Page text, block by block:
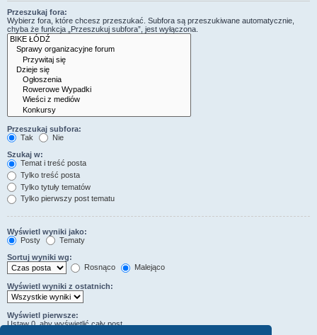
Przeszukaj fora:
Wybierz fora, które chcesz przeszukać. Subfora są przeszukiwane automatycznie,
chyba że funkcja „Przeszukuj subfora”, jest wyłączona.
Przeszukaj subfora:
Tak
Nie
Szukaj w:
Temat i treść posta
Tylko treść posta
Tylko tytuły tematów
Tylko pierwszy post tematu
Wyświetl wyniki jako:
Posty
Tematy
Sortuj wyniki wg:
Rosnąco
Malejąco
Wyświetl wyniki z ostatnich:
Wyświetl pierwsze:
Ustaw 0, aby wyświetlić cały post.